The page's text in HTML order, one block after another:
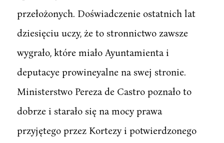
przełożonych. Doświadczenie ostatnich lat
dziesięciu uczy, że to stronnictwo zawsze
wygrało, które miało Ayuntamienta i
deputacye prowineyalne na swej stronie.
Ministerstwo Pereza de Castro poznało to
dobrze i starało się na mocy prawa
przyjętego przez Kortezy i potwierdzonego